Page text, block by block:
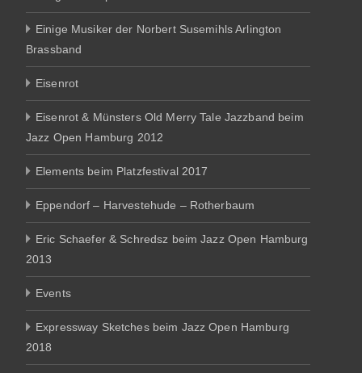
Einige Musiker der Norbert Susemihls Arlington
Brassband
Eisenrot
Eisenrot & Münsters Old Merry Tale Jazzband beim
Jazz Open Hamburg 2012
Elements beim Platzfestival 2017
Eppendorf – Harvestehude – Rotherbaum
Eric Schaefer & Schredsz beim Jazz Open Hamburg
2013
Events
Expressway Sketches beim Jazz Open Hamburg
2018